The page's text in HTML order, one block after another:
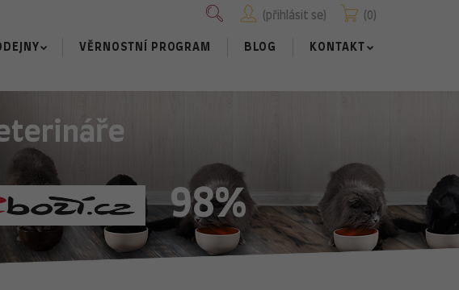
0
přihlásit se
VĚRNOSTNÍ PROGRAM BLOG KONTAKT
98%